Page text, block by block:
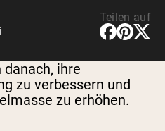
Teilen auf
ihre
zu verbessern und
zu erhöhen.